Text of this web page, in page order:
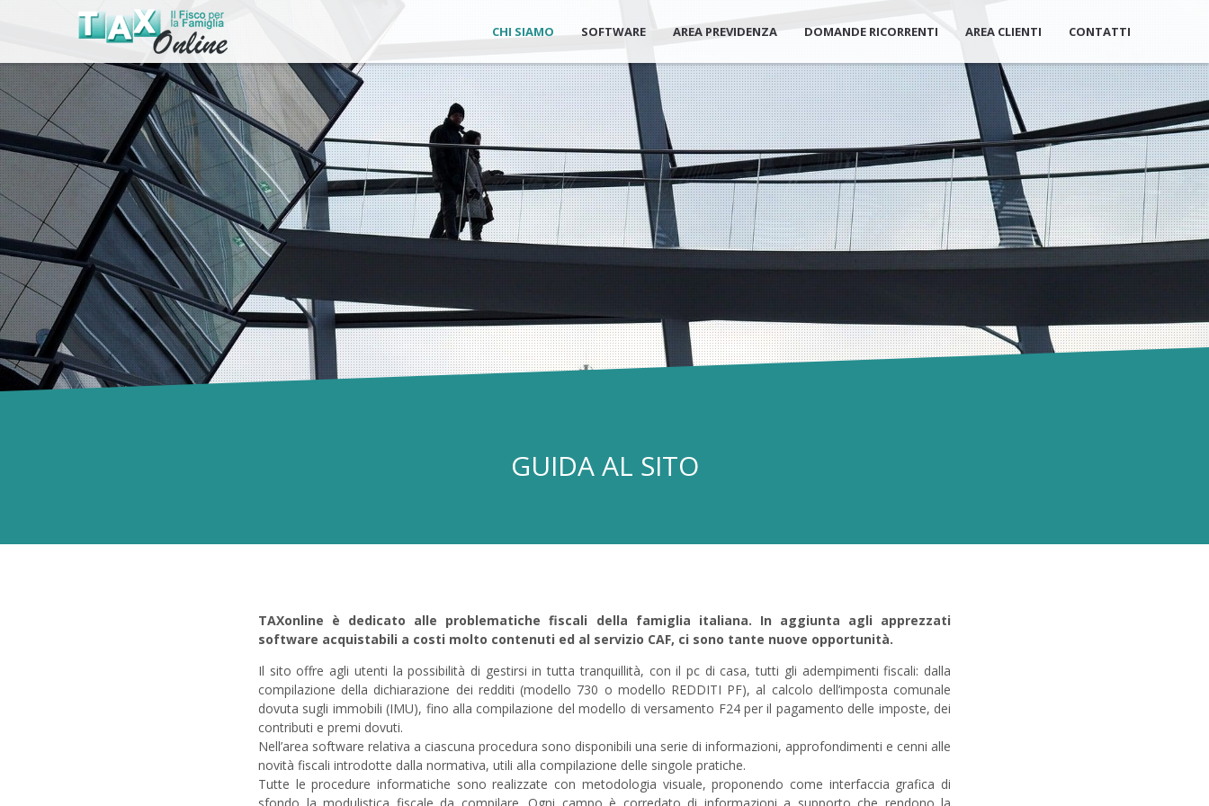
CHI SIAMO SOFTWARE AREA PREVIDENZA DOMANDE RICORRENTI AREA CLIENTI CONTATTI
GUIDA AL SITO
TAXonline è dedicato alle problematiche fiscali della famiglia italiana. In aggiunta agli apprezzati
software acquistabili a costi molto contenuti ed al servizio CAF, ci sono tante nuove opportunità.
Il sito offre agli utenti la possibilità di gestirsi in tutta tranquillità, con il pc di casa, tutti gli adempimenti fiscali: dalla
compilazione della dichiarazione dei redditi (modello 730 o modello REDDITI PF), al calcolo dell’imposta comunale
dovuta sugli immobili (IMU), fino alla compilazione del modello di versamento F24 per il pagamento delle imposte, dei
contributi e premi dovuti.
Nell’area software relativa a ciascuna procedura sono disponibili una serie di informazioni, approfondimenti e cenni alle
novità fiscali introdotte dalla normativa, utili alla compilazione delle singole pratiche.
Tutte le procedure informatiche sono realizzate con metodologia visuale, proponendo come interfaccia grafica di